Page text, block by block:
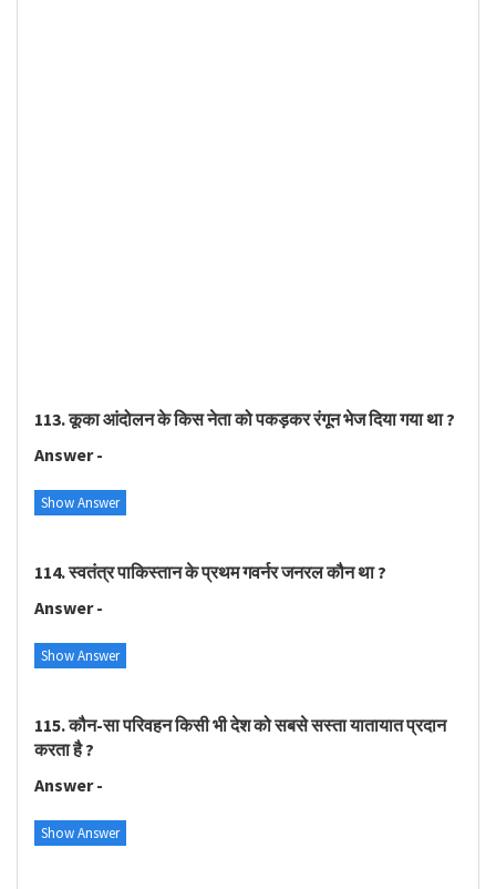
113. कूका आंदोलन के किस नेता को पकड़कर रंगून भेज दिया गया था ?
Answer -
Show Answer
114. स्वतंत्र पाकिस्तान के प्रथम गवर्नर जनरल कौन था ?
Answer -
Show Answer
115. कौन-सा परिवहन किसी भी देश को सबसे सस्ता यातायात प्रदान
करता है ?
Answer -
Show Answer